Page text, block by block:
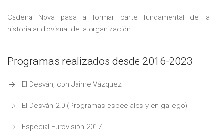
Cadena Nova pasa a formar parte fundamental de la
historia audiovisual de la organización.
Programas realizados desde 2016-2023
El Desván, con Jaime Vázquez
El Desván 2.0 (Programas especiales y en gallego)
Especial Eurovisión 2017